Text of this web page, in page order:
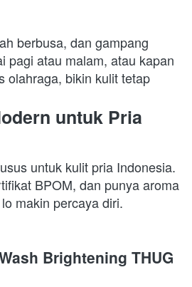
berbusa, dan gampang
pagi atau malam, atau kapan
olahraga, bikin kulit tetap
untuk Pria
untuk kulit pria Indonesia.
BPOM, dan punya aroma
makin percaya diri.
Brightening THUG